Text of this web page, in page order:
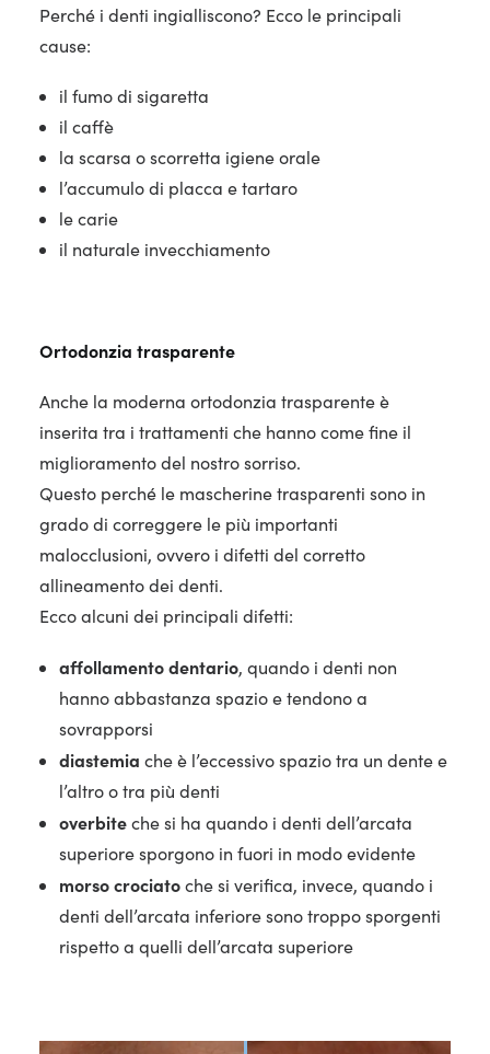
Perché i denti ingialliscono? Ecco le principali
cause:
il fumo di sigaretta
il caffè
la scarsa o scorretta igiene orale
l’accumulo di placca e tartaro
le carie
il naturale invecchiamento
Ortodonzia trasparente
Anche la moderna ortodonzia trasparente è
inserita tra i trattamenti che hanno come fine il
miglioramento del nostro sorriso.
Questo perché le mascherine trasparenti sono in
grado di correggere le più importanti
malocclusioni, ovvero i difetti del corretto
allineamento dei denti.
Ecco alcuni dei principali difetti:
affollamento dentario, quando i denti non
hanno abbastanza spazio e tendono a
sovrapporsi
diastemia che è l’eccessivo spazio tra un dente e
l’altro o tra più denti
overbiteche si ha quando i denti dell’arcata
superiore sporgono in fuori in modo evidente
morso crociatoche si verifica, invece, quando i
denti dell’arcata inferiore sono troppo sporgenti
rispetto a quelli dell’arcata superiore